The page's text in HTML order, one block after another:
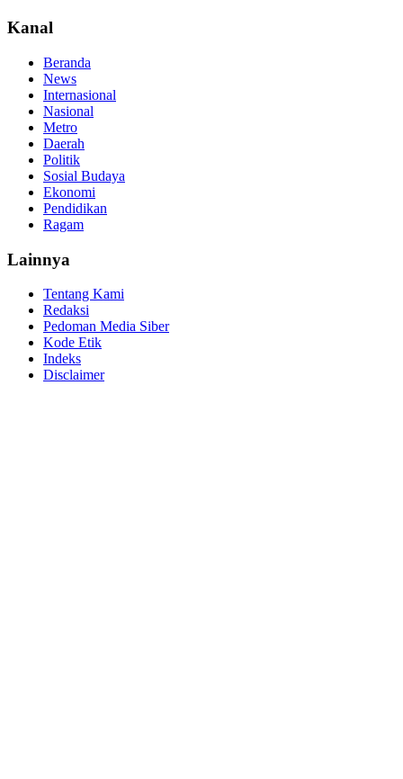
Kanal
Beranda
News
Internasional
Nasional
Metro
Daerah
Politik
Sosial Budaya
Ekonomi
Pendidikan
Ragam
Lainnya
Tentang Kami
Redaksi
Pedoman Media Siber
Kode Etik
Indeks
Disclaimer